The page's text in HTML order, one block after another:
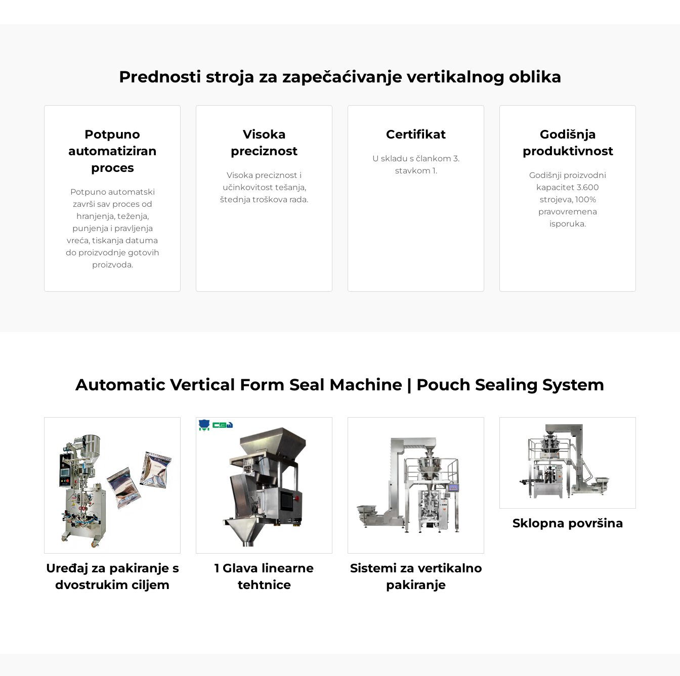
Prednosti stroja za zapečaćivanje vertikalnog oblika
Potpuno
automatiziran
proces
Potpuno automatski
završi sav proces od
hranjenja, teženja,
punjenja i pravljenja
vreća, tiskanja datuma
do proizvodnje gotovih
proizvoda.
Visoka
preciznost
Visoka preciznost i
učinkovitost tešanja,
štednja troškova rada.
Certifikat
U skladu s člankom 3.
stavkom 1.
Godišnja
produktivnost
Godišnji proizvodni
kapacitet 3.600
strojeva, 100%
pravovremena
isporuka.
Automatic Vertical Form Seal Machine | Pouch Sealing System
Uređaj za pakiranje s
dvostrukim ciljem
1 Glava linearne
tehtnice
Sistemi za vertikalno
pakiranje
Sklopna površina